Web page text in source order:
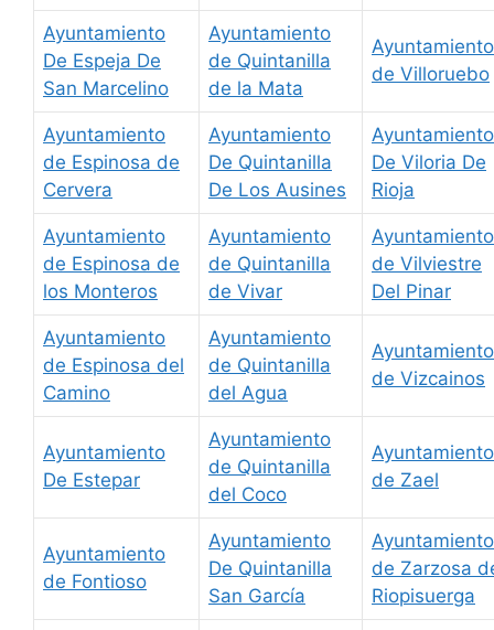
Ayuntamiento
De Espeja De
San Marcelino
Ayuntamiento
de Quintanilla
de la Mata
Ayuntamiento
de Villoruebo
Ayuntamiento
de Espinosa de
Cervera
Ayuntamiento
De Quintanilla
De Los Ausines
Ayuntamiento
De Viloria De
Rioja
Ayuntamiento
de Espinosa de
los Monteros
Ayuntamiento
de Quintanilla
de Vivar
Ayuntamiento
de Vilviestre
Del Pinar
Ayuntamiento
de Espinosa del
Camino
Ayuntamiento
de Quintanilla
del Agua
Ayuntamiento
de Vizcainos
Ayuntamiento
De Estepar
Ayuntamiento
de Quintanilla
del Coco
Ayuntamiento
de Zael
Ayuntamiento
de Fontioso
Ayuntamiento
De Quintanilla
San García
Ayuntamiento
de Zarzosa
Riopisuerga